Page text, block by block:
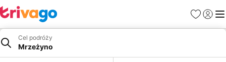
Ulubione
Cel podróży
Mrzeżyno